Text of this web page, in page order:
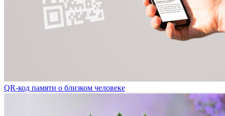
QR-код памяти о близком человеке